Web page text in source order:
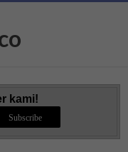
kami!